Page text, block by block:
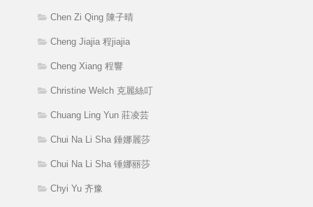
Chen Zi Qing 陳子晴
Cheng Jiajia 程jiajia
Cheng Xiang 程響
Christine Welch 克麗絲叮
Chuang Ling Yun 莊凌芸
Chui Na Li Sha 錘娜麗莎
Chui Na Li Sha 锤娜丽莎
Chyi Yu 齐豫